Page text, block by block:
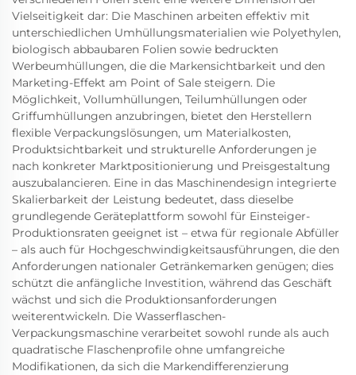
Vielseitigkeit dar: Die Maschinen arbeiten effektiv mit
unterschiedlichen Umhüllungsmaterialien wie Polyethylen,
biologisch abbaubaren Folien sowie bedruckten
Werbeumhüllungen, die die Markensichtbarkeit und den
Marketing-Effekt am Point of Sale steigern. Die
Möglichkeit, Vollumhüllungen, Teilumhüllungen oder
Griffumhüllungen anzubringen, bietet den Herstellern
flexible Verpackungslösungen, um Materialkosten,
Produktsichtbarkeit und strukturelle Anforderungen je
nach konkreter Marktpositionierung und Preisgestaltung
auszubalancieren. Eine in das Maschinendesign integrierte
Skalierbarkeit der Leistung bedeutet, dass dieselbe
grundlegende Geräteplattform sowohl für Einsteiger-
Produktionsraten geeignet ist – etwa für regionale Abfüller
– als auch für Hochgeschwindigkeitsausführungen, die den
Anforderungen nationaler Getränkemarken genügen; dies
schützt die anfängliche Investition, während das Geschäft
wächst und sich die Produktionsanforderungen
weiterentwickeln. Die Wasserflaschen-
Verpackungsmaschine verarbeitet sowohl runde als auch
quadratische Flaschenprofile ohne umfangreiche
Modifikationen, da sich die Markendifferenzierung